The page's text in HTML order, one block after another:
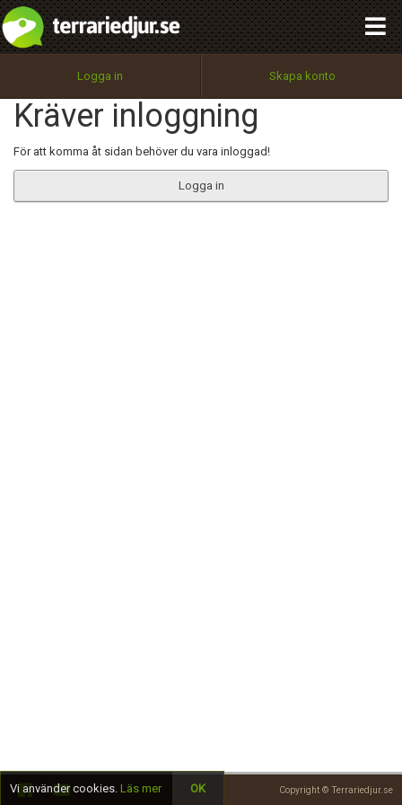
Logga in Skapa konto
Kräver inloggning
För att komma åt sidan behöver du vara inloggad!
Logga in
Copyright © Terrariedjur.se
Utför
100%
OK
integritetspolicy
Namn:
Epost:
Begär nytt lösenord
Tillbaka till förstasidan
Vi använder cookies. Läs mer OK